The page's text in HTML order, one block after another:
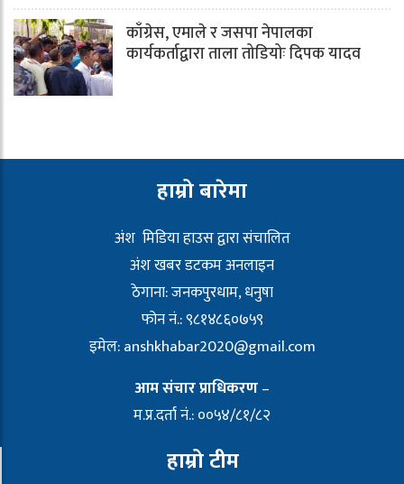
काँग्रेस, एमाले र जसपा नेपालका
कार्यकर्ताद्वारा ताला तोडियोः दिपक यादव
हाम्रो बारेमा
अंश मिडिया हाउस द्वारा संचालित
अंश खबर डटकम अनलाइन
ठेगाना: जनकपुरधाम, धनुषा
फोन नं.: ९८१४८६०७५९
इमेल:anshkhabar2020@gmail.com
आम संचार प्राधिकरण–
म.प्र.दर्ता नं.: ००५४/८१/८२
हाम्रो टीम